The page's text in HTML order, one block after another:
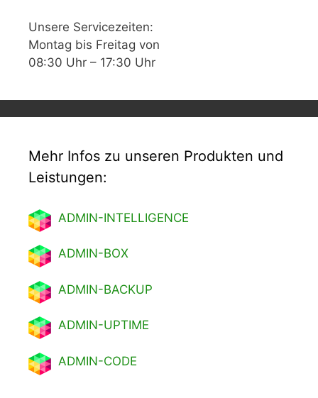
Unsere Servicezeiten:
Montag bis Freitag von
08:30 Uhr – 17:30 Uhr
Mehr Infos zu unseren Produkten und
Leistungen:
ADMIN-INTELLIGENCE
ADMIN-BOX
ADMIN-BACKUP
ADMIN-UPTIME
ADMIN-CODE